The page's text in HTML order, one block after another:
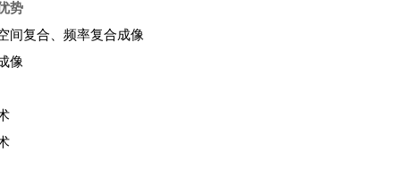
势
空间复合、频率复合成像
像